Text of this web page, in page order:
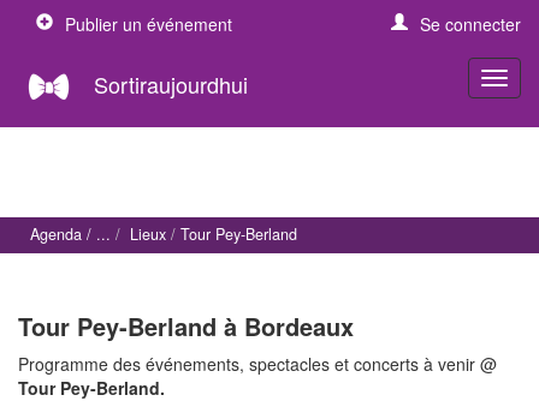
Publier un événement Se connecter
Sortiraujourdhui
Agenda Lieux Tour Pey-Berland
Tour Pey-Berland à Bordeaux
Programme des événements, spectacles et concerts à venir @
Tour Pey-Berland.